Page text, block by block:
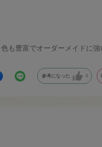
も豊富でオーダーメイドに強
参考になった 0